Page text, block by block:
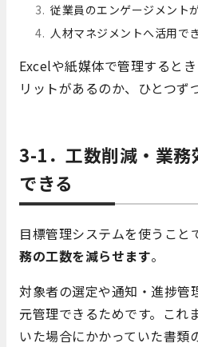
従業員のエンゲージメント
人材マネジメントへ活用で
Excelや紙媒体で管理すると
リットがあるのか、ひとつず
3-1．工数削減・業務
できる
目標管理システムを使うこと
務の工数を減らせます。
対象者の選定や通知・進捗管
元管理できるためです。これ
いた場合にかかっていた書類